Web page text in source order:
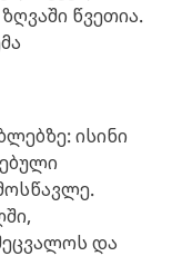
წვეთია.
ისინი
და